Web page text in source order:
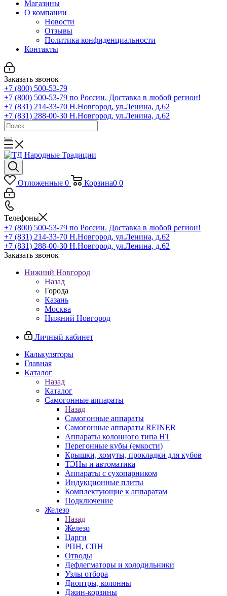
Магазины
О компании
Новости
Отзывы
Политика конфиденциальности
Контакты
Заказать звонок
+7 (800) 500-53-79
+7 (800) 500-53-79 по России. Доставка в любой регион!
+7 (831) 214-33-70 Н.Новгород, ул.Ленина, д.62
+7 (831) 288-00-30 Н.Новгород, ул.Ленина, д.62
Отложенные 0 Корзина0 0
Телефоны
+7 (800) 500-53-79 по России. Доставка в любой регион!
+7 (831) 214-33-70 Н.Новгород, ул.Ленина, д.62
+7 (831) 288-00-30 Н.Новгород, ул.Ленина, д.62
Заказать звонок
Нижний Новгород
Назад
Города
Казань
Москва
Нижний Новгород
Личный кабинет
Калькуляторы
Главная
Каталог
Назад
Каталог
Самогонные аппараты
Назад
Самогонные аппараты
Самогонные аппараты REINER
Аппараты колонного типа НТ
Перегонные кубы (емкости)
Крышки, хомуты, прокладки для кубов
ТЭНы и автоматика
Аппараты с сухопарником
Индукционные плиты
Комплектующие к аппаратам
Подключение
Железо
Назад
Железо
Царги
РПН, СПН
Отводы
Дефлегматоры и холодильники
Узлы отбора
Диоптры, колонны
Джин-корзины